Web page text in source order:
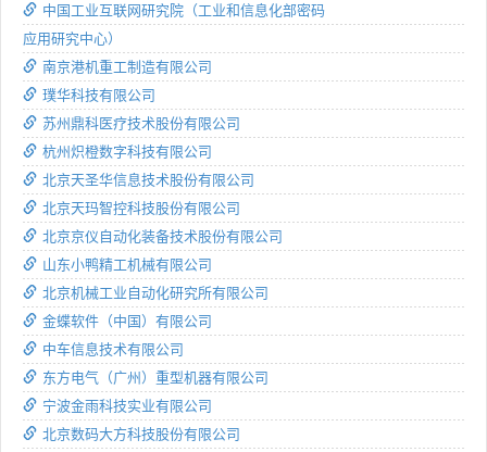
中国工业互联网研究院（工业和信息化部密码
应用研究中心）
南京港机重工制造有限公司
璞华科技有限公司
苏州鼎科医疗技术股份有限公司
杭州炽橙数字科技有限公司
北京天圣华信息技术股份有限公司
北京天玛智控科技股份有限公司
北京京仪自动化装备技术股份有限公司
山东小鸭精工机械有限公司
北京机械工业自动化研究所有限公司
金蝶软件（中国）有限公司
中车信息技术有限公司
东方电气（广州）重型机器有限公司
宁波金雨科技实业有限公司
北京数码大方科技股份有限公司